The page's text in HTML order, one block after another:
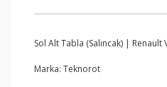
Sol Alt Tabla (Salıncak) |
Marka: Teknorot